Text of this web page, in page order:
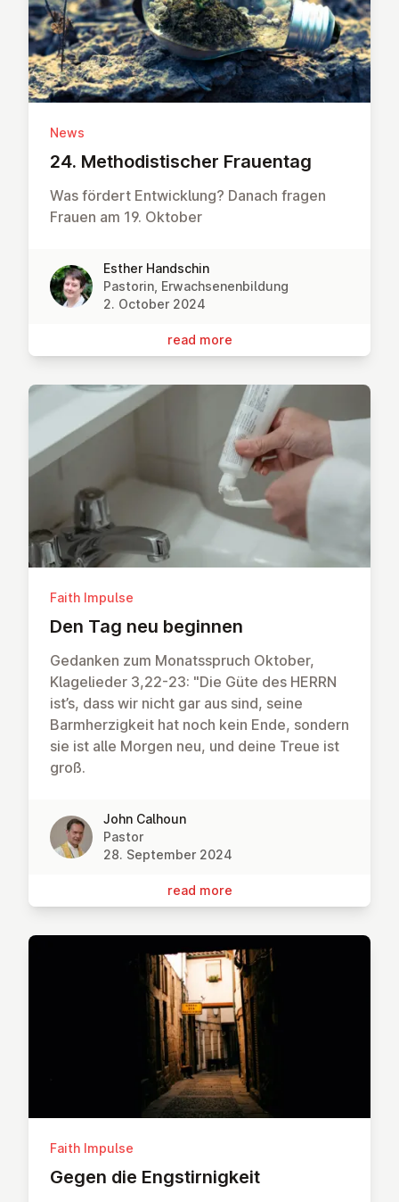
News
24. Meth­od­istischer Frauentag
Was fördert Entwicklung? Danach fragen
Frauen am 19. Oktober
Esther Handschin
Pastorin, Erwachsenenbildung
2. October 2024
read more
Faith Impulse
Den Tag neu beginnen
Gedanken zum Monatsspruch Oktober,
Klagelieder 3,22-23: "Die Güte des HERRN
ist’s, dass wir nicht gar aus sind, seine
Barmherzigkeit hat noch kein Ende, sondern
sie ist alle Morgen neu, und deine Treue ist
groß.
John Calhoun
Pastor
28. September 2024
read more
Faith Impulse
Gegen die Eng­stirnigkeit